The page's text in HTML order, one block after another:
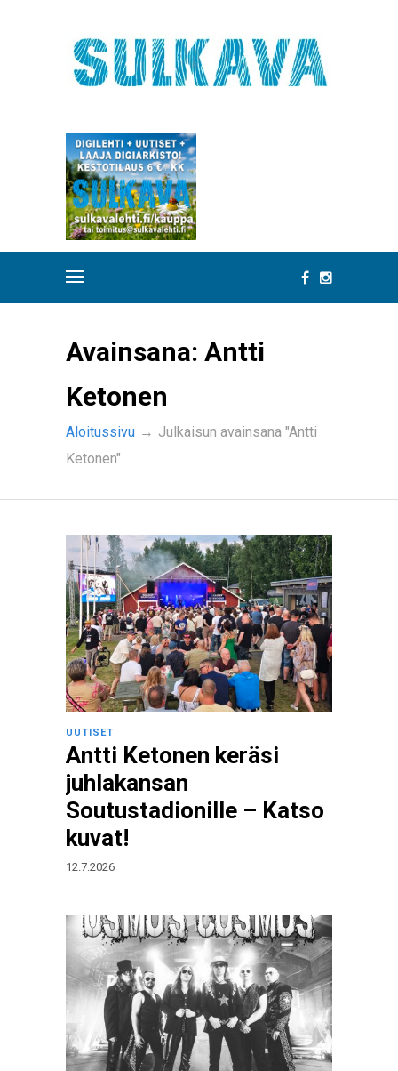
Avainsana: Antti
Ketonen
Aloitussivu → Julkaisun avainsana "Antti
Ketonen"
UUTISET
Antti Ketonen keräsi
juhlakansan
Soutustadionille – Katso
kuvat!
12.7.2026